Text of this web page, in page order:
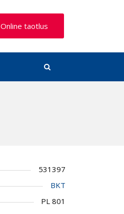
Online taotlus
531397
BKT
PL 801